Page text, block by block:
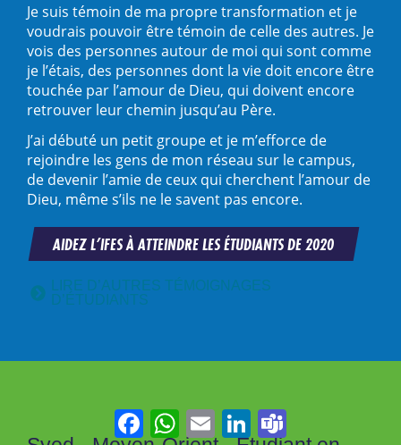
Je suis témoin de ma propre transformation et je
voudrais pouvoir être témoin de celle des autres. Je
vois des personnes autour de moi qui sont comme
je l’étais, des personnes dont la vie doit encore être
touchée par l’amour de Dieu, qui doivent encore
retrouver leur chemin jusqu’au Père.
J’ai débuté un petit groupe et je m’efforce de
rejoindre les gens de mon réseau sur le campus,
de devenir l’amie de ceux qui cherchent l’amour de
Dieu, même s’ils ne le savent pas encore.
AIDEZ L’IFES À ATTEINDRE LES ÉTUDIANTS DE 2020
LIRE D’AUTRES TÉMOIGNAGES
D’ÉTUDIANTS
FacebookWhatsAppEmail LinkedIn